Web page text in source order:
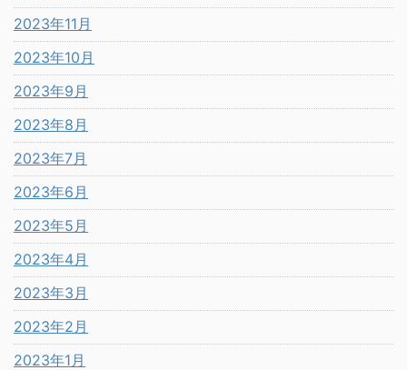
2023年11月
2023年10月
2023年9月
2023年8月
2023年7月
2023年6月
2023年5月
2023年4月
2023年3月
2023年2月
2023年1月